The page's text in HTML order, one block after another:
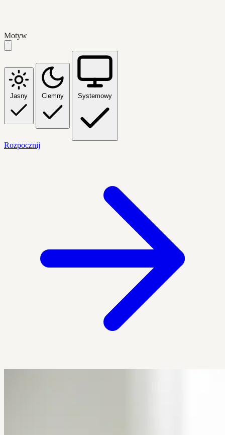
Motyw
Jasny Ciemny Systemowy
Rozpocznij